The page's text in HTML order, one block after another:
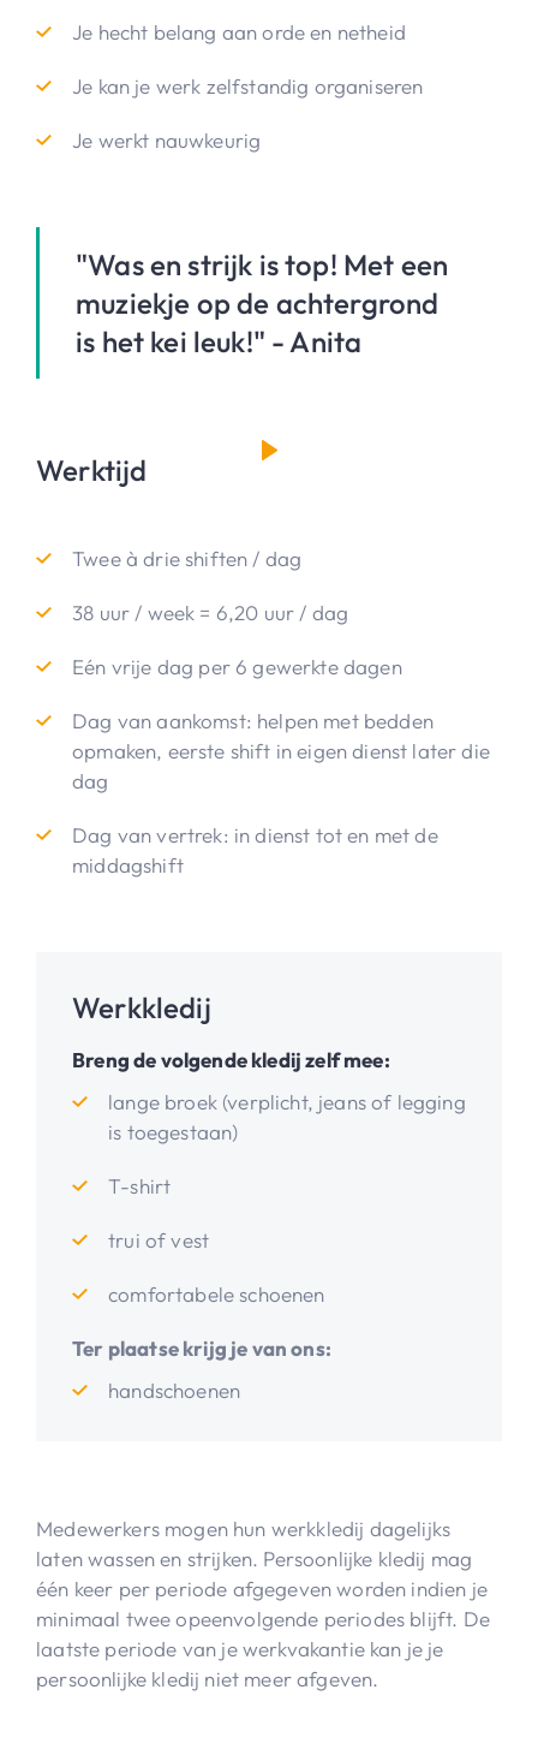
Je hecht belang aan orde en netheid
Je kan je werk zelfstandig organiseren
Je werkt nauwkeurig
"Was en strijk is top! Met een
muziekje op de achtergrond
is het kei leuk!" - Anita
Werktijd
Twee à drie shiften / dag
38 uur / week = 6,20 uur / dag
Eén vrije dag per 6 gewerkte dagen
Dag van aankomst: helpen met bedden
opmaken, eerste shift in eigen dienst later die
dag
Dag van vertrek: in dienst tot en met de
middagshift
Werkkledij
Breng de volgende kledij zelf mee:
lange broek (verplicht, jeans of legging
is toegestaan)
T-shirt
trui of vest
comfortabele schoenen
Ter plaatse krijg je van ons:
handschoenen
Medewerkers mogen hun werkkledij dagelijks
laten wassen en strijken. Persoonlijke kledij mag
één keer per periode afgegeven worden indien je
minimaal twee opeenvolgende periodes blijft. De
laatste periode van je werkvakantie kan je je
persoonlijke kledij niet meer afgeven.